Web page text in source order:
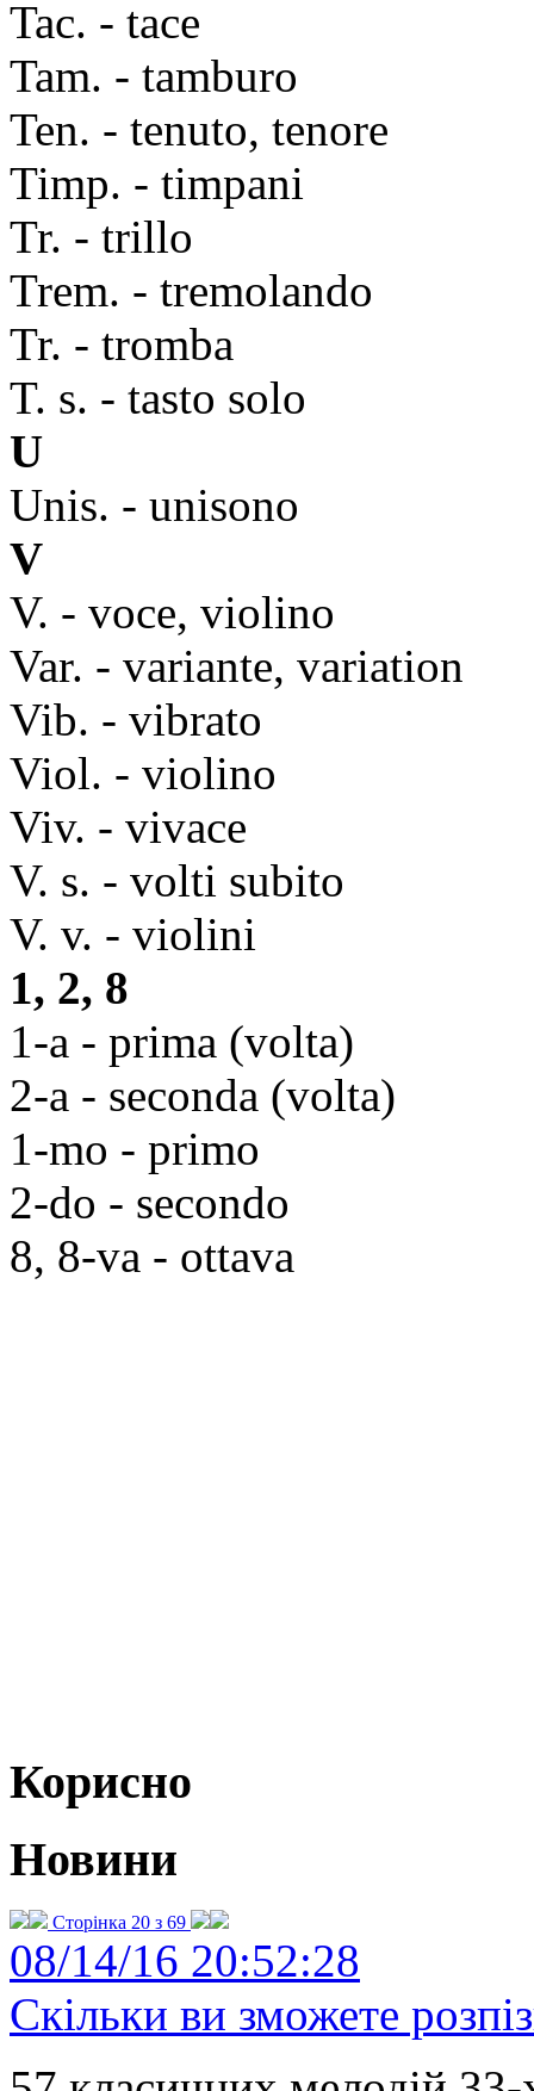
Tac. - tace
Tam. - tamburo
Ten. - tenuto, tenore
Timp. - timpani
Tr. - trillo
Trem. - tremolando
Tr. - tromba
T. s. - tasto solo
U
Unis. - unisono
V
V. - voce, violino
Var. - variante, variation
Vib. - vibrato
Viol. - violino
Viv. - vivace
V. s. - volti subito
V. v. - violini
1, 2, 8
1-a - prima (volta)
2-a - seconda (volta)
1-mo - primo
2-do - secondo
8, 8-va - ottava
Корисно
Новини
Сторінка 20 з 69
08/14/16 20:52:28
Скільки ви зможете